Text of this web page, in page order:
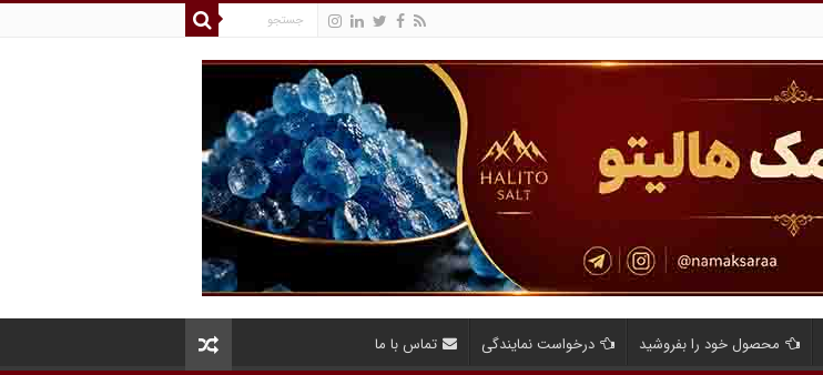
محصول خود را بفروشید درخواست نمایندگی تماس با ما